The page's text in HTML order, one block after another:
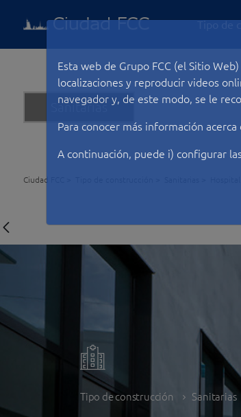
Esta web de Grupo FCC (el Sitio
localizaciones y reproducir videos
navegador y, de este modo, se le
Para conocer más información
A continuación, puede i) configurar
Sanitarias
Ciudad FCC
Tipo de construcción Sanitarias